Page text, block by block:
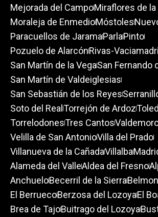
Mejorada del CampoMiraflores de la
Moraleja de EnmedioMóstoles
Paracuellos de JaramaParlaPinto
Pozuelo de AlarcónRivas-
San Martín de la VegaSan Fernando
San Martín de Valdeiglesias
San Sebastián de los Reyes
Soto del Real Torrejón de Ardoz
TorrelodonesTres Cantos
Velilla de San AntonioVilla del Prado
Villanueva de la CañadaVillalba
Alameda del ValleAldea del Fresno
AnchueloBecerril de la Sierra
El BerruecoBerzosa del LozoyaEl
Brea de TajoBuitrago del Lozoya